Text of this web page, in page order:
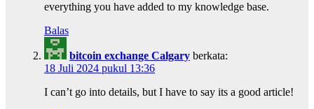
everything you have added to my knowledge base.
Balas
bitcoin exchange Calgary berkata:
18 Juli 2024 pukul 13:36
I can’t go into details, but I have to say its a good article!